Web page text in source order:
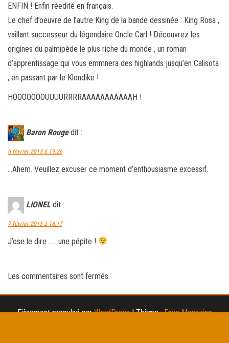
ENFIN ! Enfin réedité en français.
Le chef d’oeuvre de l’autre King de la bande dessinée : King Rosa ,
vaillant successeur du légendaire Oncle Carl ! Découvrez les
origines du palmipède le plus riche du monde , un roman
d’apprentissage qui vous emmnera des highlands jusqu’en Calisota
, en passant par le Klondike !
HOOOOOOOUUUURRRRAAAAAAAAAAAH !
Baron Rouge dit :
6 février 2013 à 19:26
…Ahem. Veuillez excuser ce moment d’enthousiasme excessif.
LIONEL dit :
7 février 2013 à 16:17
J’ose le dire ….. une pépite !
Les commentaires sont fermés.
Fièrement propulsé parWordPress |Thème :Envo Magazine